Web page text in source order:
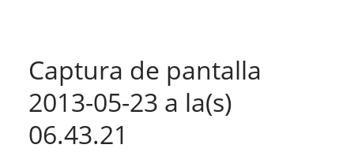
Captura de pantalla
2013-05-23 a la(s)
06.43.21